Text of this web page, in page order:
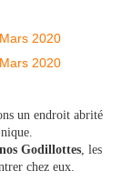
un endroit abrité
Godillottes, les
chez eux.